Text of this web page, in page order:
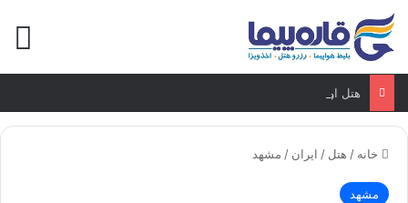
هتل اوگوزکنت عشق آباد ترکمنستان
خانه / هتل / ایران / مشهد
مشهد